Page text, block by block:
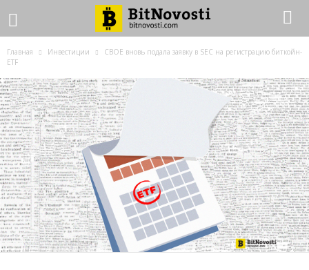
Главная Инвестиции
CBOE вновь подала заявку в SEC на регистрацию биткойн-
ETF